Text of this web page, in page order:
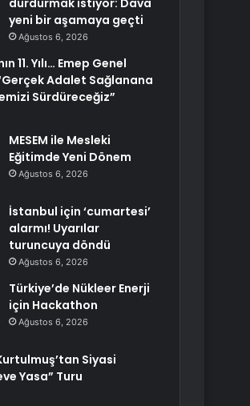
durdurmak istiyor: Dava
yeni bir aşamaya geçti
Ağustos 6, 2026
11. Yılı… Emep Genel
Adalet Sağlanana
Sürdüreceğiz”
MESEM ile Mesleki
Eğitimde Yeni Dönem
Ağustos 6, 2026
İstanbul için ‘cumartesi’
alarmı! Uyarılar
turuncuya döndü
Ağustos 6, 2026
Türkiye’de Nükleer Enerji
için Hackathon
Ağustos 6, 2026
Siyasi
Yasa” Turu